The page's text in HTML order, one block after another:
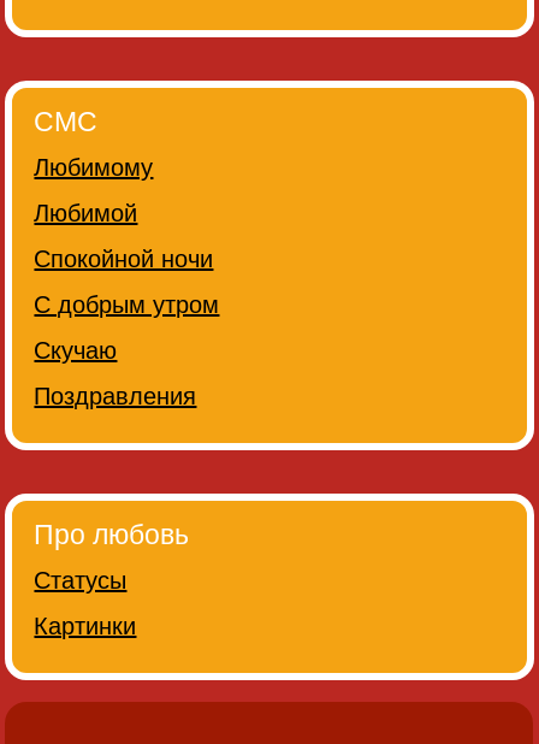
СМС
Любимому
Любимой
Спокойной ночи
С добрым утром
Скучаю
Поздравления
Про любовь
Статусы
Картинки